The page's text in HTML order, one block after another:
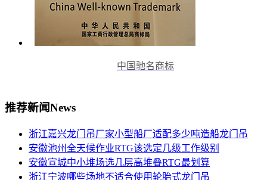
中国驰名商标
推荐新闻News
浙江嘉兴龙门吊厂家小型船厂适配多少吨造船龙门吊
安徽池州全天候作业RTG该选定几级工作级别
安徽宣城中小堆场选几层高堆叠RTG最划算
浙江宁波哪些场地不适合使用轮胎式龙门吊